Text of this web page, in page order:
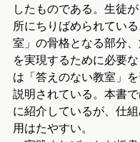
したものである。生徒
所にちりばめられてい
室」の骨格となる部分
を実現するために必要
は「答えのない教室」
説明されている。本書
に紹介しているが、仕
用はたやすい。